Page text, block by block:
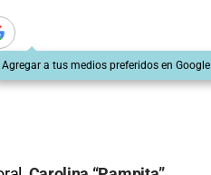
Agregar a tus medios preferidos en Google